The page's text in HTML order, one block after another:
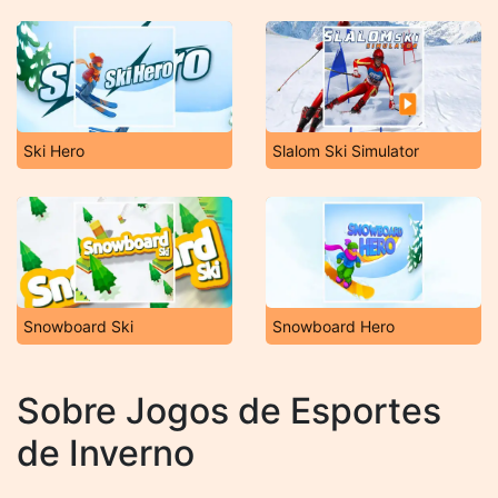
Ski Hero Slalom Ski Simulator
Snowboard Ski Snowboard Hero
Sobre Jogos de Esportes
de Inverno